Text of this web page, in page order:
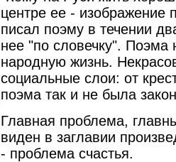
центре ее - изображение
писал поэму в течении
нее "по словечку". Поэма
народную жизнь.
социальные слои: от
поэма так и не была
Главная проблема,
виден в заглавии
- проблема счастья.